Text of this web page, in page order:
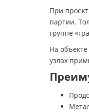
При
партии.
группе
На
узлах